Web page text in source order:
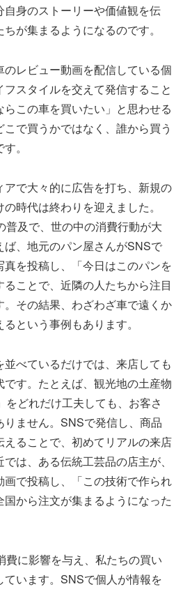
自身のストーリーや価値観を伝
が集まるようになるのです。
のレビュー動画を配信している個
スタイルを交えて発信すること
この車を買いたい」と思わせる
で買うかではなく、誰から買う
。
で大々的に広告を打ち、新規の
時代は終わりを迎えました。
及で、世の中の消費行動が大
、地元のパン屋さんがSNSで
を投稿し、「今日はこのパンを
ことで、近隣の人たちから注目
。その結果、わざわざ車で遠くか
という事例もあります。
べているだけでは、来店しても
す。たとえば、観光地の土産物
をどれだけ工夫しても、お客さ
りません。SNSで発信し、商品
ることで、初めてリアルの来店
は、ある伝統工芸品の店主が、
画で投稿し、「この技術で作られ
から注文が集まるようになった
に影響を与え、私たちの買い
います。SNSで個人が情報を